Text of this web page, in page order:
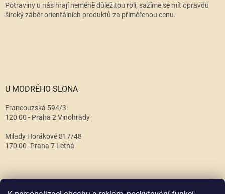
Potraviny u nás hrají neméně důležitou roli, sažíme se mít opravdu
široký záběr orientálních produktů za přiměřenou cenu.
U MODRÉHO SLONA
Francouzská 594/3
120 00 - Praha 2 Vinohrady
Milady Horákové 817/48
170 00- Praha 7 Letná